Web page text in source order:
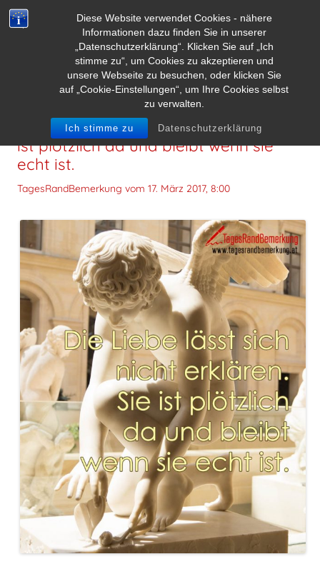
Diese Website verwendet Cookies - nähere
Informationen dazu finden Sie in unserer
„Datenschutzerklärung“. Klicken Sie auf „Ich
stimme zu“, um Cookies zu akzeptieren und
unsere Webseite zu besuchen, oder klicken Sie
auf „Cookie-Einstellungen“, um Ihre Cookies selbst
zu verwalten.
Ich stimme zu Datenschutzerklärung
Die Liebe lässt sich nicht erklären. Sie
ist plötzlich da und bleibt wenn sie
echt ist.
TagesRandBemerkung vom 17. März 2017, 8:00